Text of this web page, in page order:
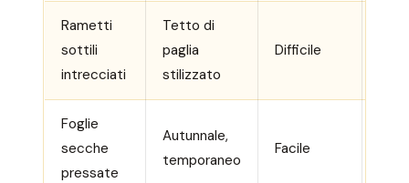
Rametti
sottili
intrecciati
Tetto di
paglia
stilizzato
Difficile
Foglie
secche
pressate
Autunnale,
temporaneo
Facile